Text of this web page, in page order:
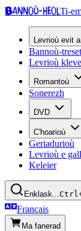
Bannoù-heolTi-
Levrioù evit
Bannoù-treset
Levrioù
Romantoù
Sonerezh
DVD
C'hoarioù
Geriadurioù
Levrioù e
Keleier
Enklask...
Français
Ma fanerad